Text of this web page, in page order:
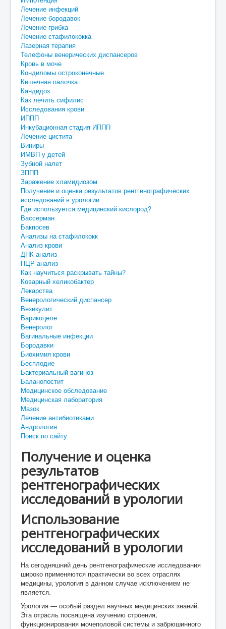
Лечение инфекций
Лечение бородавок
Лечение грибка
Лечение стафилококка
Лазерная терапия
Телефоны венерических диспансеров
Кровь в моче
Кондиломы остроконечные
Кишечная палочка
Кандидоз
Как лечить сифилис
Исследования крови
ИППП
Инкубационная стадия ИППП
Лечение цистита
Виниры
ИМВП у детей
Зубной налет
ЗППП
Заражение хламидиозом
Получение и оценка результатов рентгенографических
исследований в урологии
Где используется медицинский кислород?
Вассерман
Бакпосев
Анализы на стафилококк
Анализ крови
ДНК анализ
ПЦР анализ
Как научиться раскрывать тайны?
Коварный хеликобактер
Лекарства
Венерологический диспансер
Везикулит
Варикоцеле
Венеролог
Вагинальные инфекции
Бородавки
Биохимия крови
Бесплодие
Бактериальный вагиноз
Баланопостит
Медицинское обследование
Медицинская лаборатория
Мазок
Лечение антибиотиками
Андрология
Поиск по сайту
Получение и оценка
результатов
рентгенографических
исследований в урологии
Использование
рентгенографических
исследований в урологии
На сегодняшний день рентгенографические исследования
широко применяются практически во всех отраслях
медицины, урология в данном случае исключением не
является.
Урология — особый раздел научных медицинских знаний.
Эта отрасль посвящена изучению строения,
функционирования мочеполовой системы и забрюшинного